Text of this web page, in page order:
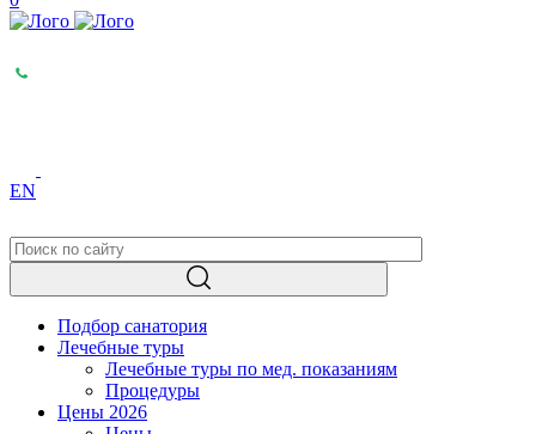
EN
Подбор санатория
Лечебные туры
Лечебные туры по мед. показаниям
Процедуры
Цены 2026